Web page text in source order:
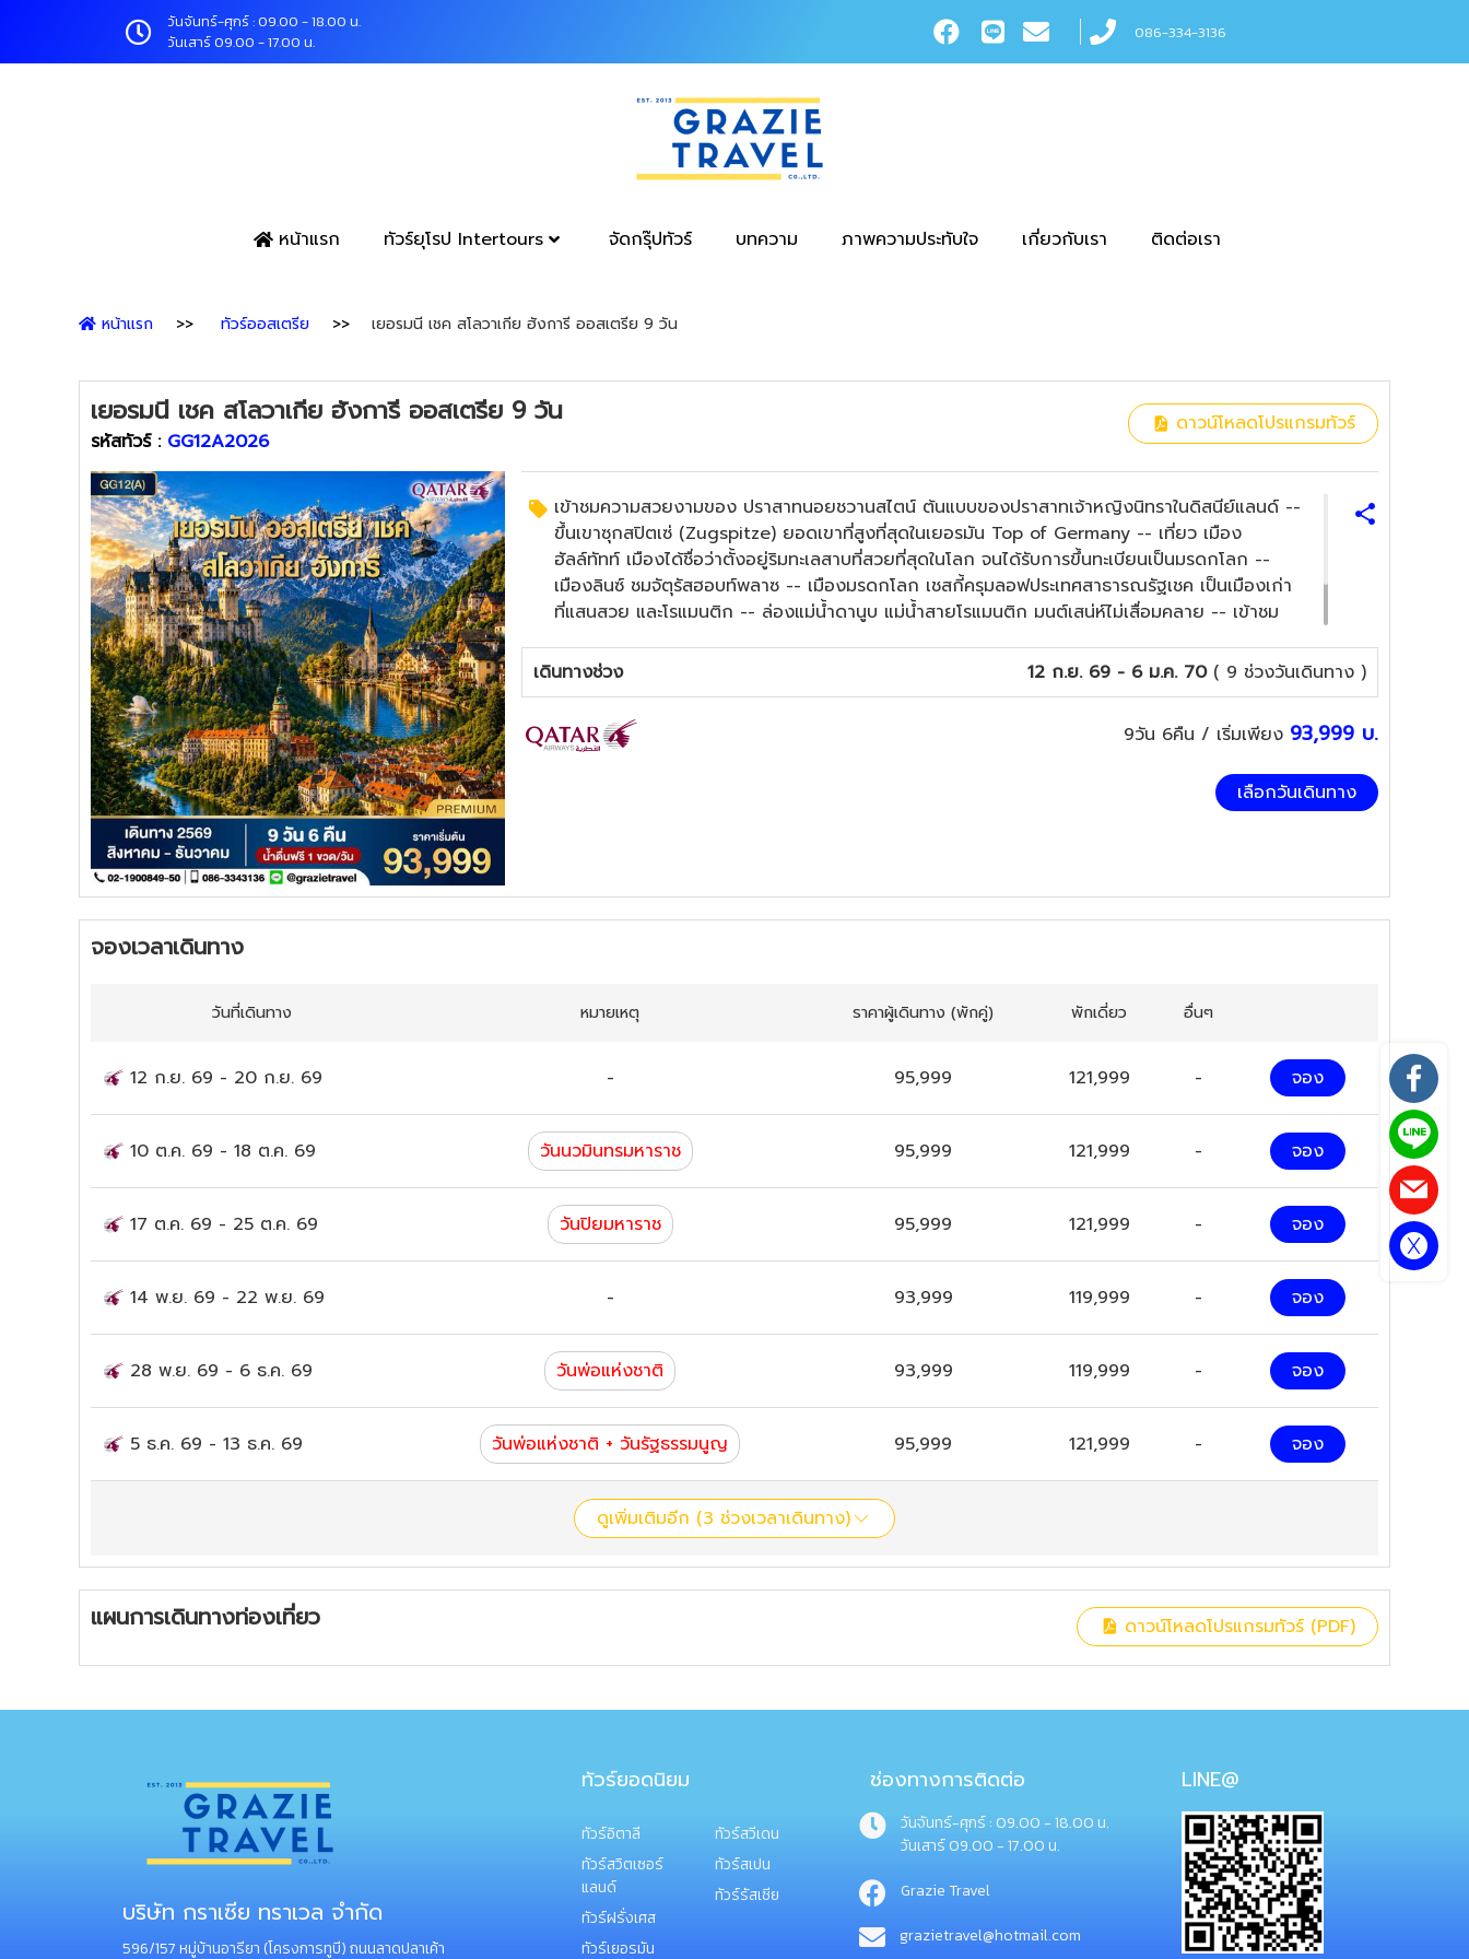
วันจันทร์-ศุกร์ : 09.00 - 18.00 น.
วันเสาร์ 09.00 - 17.00 น.
086-334-3136
หน้าแรก ทัวร์ยุโรป Intertours จัดกรุ๊ปทัวร์ บทความ ภาพความประทับใจ เกี่ยวกับเรา ติดต่อเรา
หน้าแรก ทัวร์ออสเตรีย เยอรมนี เชค สโลวาเกีย ฮังการี ออสเตรีย 9 วัน
เยอรมนี เชค สโลวาเกีย ฮังการี ออสเตรีย 9 วัน
รหัสทัวร์ : GG12A2026
ดาวน์โหลดโปรแกรมทัวร์
เข้าชมความสวยงามของ ปราสาทนอยชวานสไตน์ ต้นแบบของปราสาทเจ้าหญิงนิทราในดิสนีย์แลนด์ --
ขึ้นเขาซุกสปิตเซ่ (Zugspitze) ยอดเขาที่สูงที่สุดในเยอรมัน Top of Germany -- เที่ยว เมือง
ฮัลล์ทัทท์ เมืองได้ชื่อว่าตั้งอยู่ริมทะเลสาบที่สวยที่สุดในโลก จนได้รับการขึ้นทะเบียนเป็นมรดกโลก --
เมืองลินซ์ ชมจัตุรัสฮอบท์พลาซ -- เมืองมรดกโลก เชสกี้ครุมลอฟประเทศสาธารณรัฐเชค เป็นเมืองเก่า
ที่แสนสวย และโรแมนติก -- ล่องแม่น้ำดานูบ แม่น้ำสายโรแมนติก มนต์เสน่ห์ไม่เสื่อมคลาย -- เข้าชม
เมนูขาหมูเยอรมัน + เบียร์ / ปลาเทร้า / เป็ดโบฮีเมี่ยน / ซุปกูราซ / ซี่โครงหมูย่างเวียนนา
เดินทางช่วง 12 ก.ย. 69 - 6 ม.ค. 70 ( 9 ช่วงวันเดินทาง )
9วัน 6คืน / เริ่มเพียง 93,999บ.
เลือกวันเดินทาง
จองเวลาเดินทาง
วันที่เดินทาง หมายเหตุ ราคาผู้เดินทาง (พักคู่) พักเดี่ยว อื่นๆ
12 ก.ย. 69 - 20 ก.ย. 69 - 95,999 121,999 - จอง
10 ต.ค. 69 - 18 ต.ค. 69 วันนวมินทรมหาราช 95,999 121,999 - จอง
17 ต.ค. 69 - 25 ต.ค. 69 วันปิยมหาราช 95,999 121,999 - จอง
14 พ.ย. 69 - 22 พ.ย. 69 - 93,999 119,999 - จอง
28 พ.ย. 69 - 6 ธ.ค. 69 วันพ่อแห่งชาติ 93,999 119,999 - จอง
5 ธ.ค. 69 - 13 ธ.ค. 69 วันพ่อแห่งชาติ + วันรัฐธรรมนูญ 95,999 121,999 - จอง
ดูเพิ่มเติมอีก (3 ช่วงเวลาเดินทาง)
แผนการเดินทางท่องเที่ยว ดาวน์โหลดโปรแกรมทัวร์ (PDF)
บริษัท กราเซีย ทราเวล จำกัด
596/157 หมู่บ้านอารียา (โครงการทูบี) ถนนลาดปลาเค้า
ทัวร์ยอดนิยม
ทัวร์อิตาลี
ทัวร์สวิตเซอร์
แลนด์
ทัวร์ฝรั่งเศส
ทัวร์เยอรมัน
ทัวร์สวีเดน
ทัวร์สเปน
ทัวร์รัสเซีย
ช่องทางการติดต่อ
วันจันทร์-ศุกร์ : 09.00 - 18.00 น.
วันเสาร์ 09.00 - 17.00 น.
Grazie Travel
grazietravel@hotmail.com
LINE@